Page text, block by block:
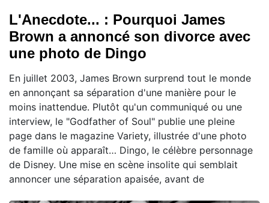
L'Anecdote... : Pourquoi James
Brown a annoncé son divorce avec
une photo de Dingo
En juillet 2003, James Brown surprend tout le monde
en annonçant sa séparation d'une manière pour le
moins inattendue. Plutôt qu'un communiqué ou une
interview, le "Godfather of Soul" publie une pleine
page dans le magazine Variety, illustrée d'une photo
de famille où apparaît… Dingo, le célèbre personnage
de Disney. Une mise en scène insolite qui semblait
annoncer une séparation apaisée, avant de